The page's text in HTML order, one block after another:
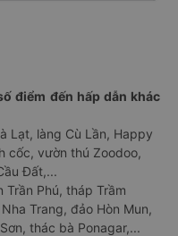
điểm đến hấp dẫn khác
Lạt, làng Cù Lần, Happy
cốc, vườn thú Zoodoo,
Đất,...
Trần Phú, tháp Trầm
Trang, đảo Hòn Mun,
thác bà Ponagar,...